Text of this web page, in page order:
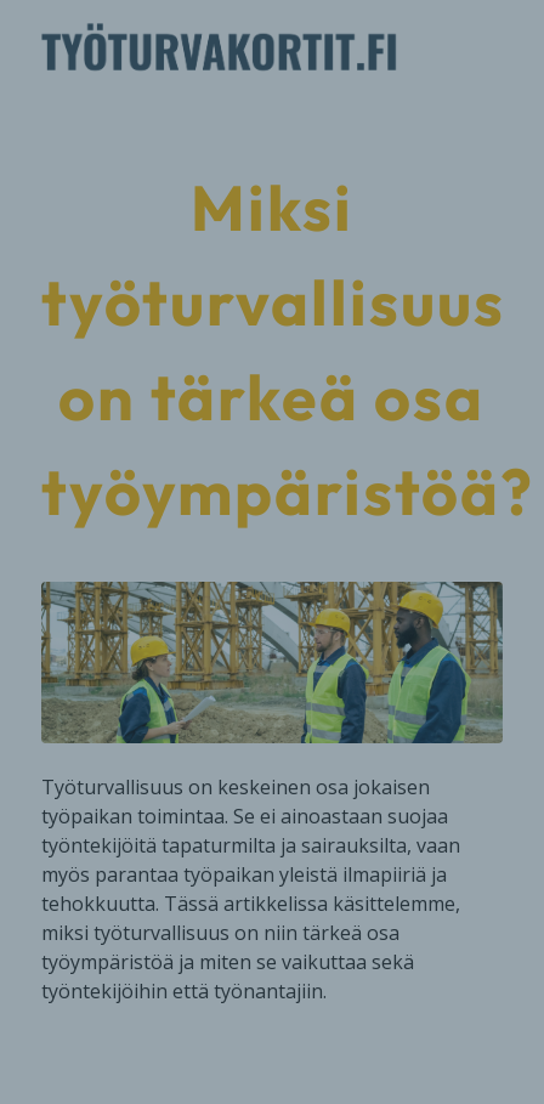
Miksi
työturvallisuus
on tärkeä osa
työympäristöä?
Työturvallisuus on keskeinen osa jokaisen
työpaikan toimintaa. Se ei ainoastaan suojaa
työntekijöitä tapaturmilta ja sairauksilta, vaan
myös parantaa työpaikan yleistä ilmapiiriä ja
tehokkuutta. Tässä artikkelissa käsittelemme,
miksi työturvallisuus on niin tärkeä osa
työympäristöä ja miten se vaikuttaa sekä
työntekijöihin että työnantajiin.